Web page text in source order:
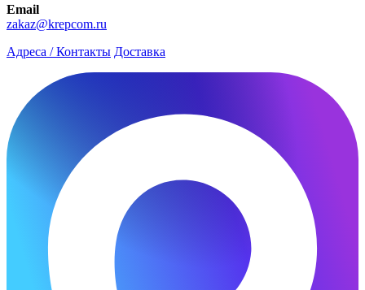
Email
zakaz@krepcom.ru
Адреса / Контакты Доставка